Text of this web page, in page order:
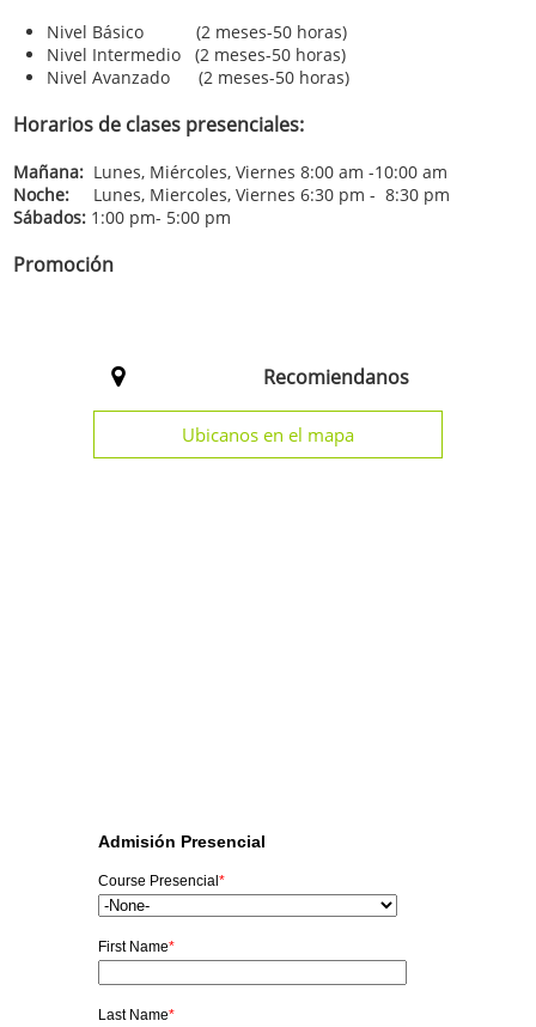
Nivel Básico (2 meses-50 horas)
Nivel Intermedio (2 meses-50 horas)
Nivel Avanzado (2 meses-50 horas)
Horarios de clases presenciales:
Mañana: Lunes, Miércoles, Viernes 8:00 am -10:00 am
Noche: Lunes, Miercoles, Viernes 6:30 pm - 8:30 pm
Sábados: 1:00 pm- 5:00 pm
Promoción
 Recomiendanos
Ubicanos en el mapa